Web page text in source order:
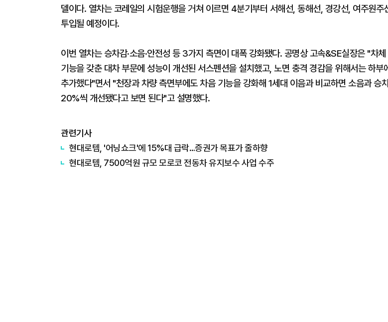
델이다. 열차는 코레일의 시험운행을 거쳐 이르면 4분기부터 서해선, 동해선, 경강선, 여주원주
투입될 예정이다.
이번 열차는 승차감·소음·안전성 등 3가지 측면이 대폭 강화됐다. 공명상 고속&SE실장은 "차
기능을 갖춘 대차 부문에 성능이 개선된 서스펜션을 설치했고, 노면 충격 경감을 위해서는 하부
추가했다"면서 "천장과 차량 측면부에도 차음 기능을 강화해 1세대 이음과 비교하면 소음과 승
20%씩 개선됐다고 보면 된다"고 설명했다.
관련기사
현대로템, '어닝쇼크'에 15%대 급락…증권가 목표가 줄하향
현대로템, 7500억원 규모 모로코 전동차 유지보수 사업 수주